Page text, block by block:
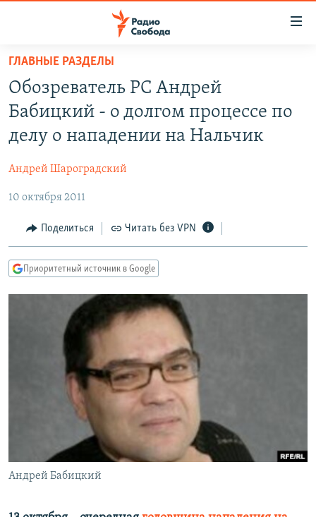
упрощенного
доступа
Вернуться
основному
Вернутся
навигации
Вернутся
поиску
ПРОГРАММЫ
ПОДКАСТЫ
МНЕНИЯ
КУЛЬТУРА
IDEL.РЕАЛИИ
СЕВЕР.РЕАЛИИ
СИБИРЬ.РЕАЛИИ
РАСПИСАНИЕ ВЕЩАНИЯ
ПОДПИШИТЕСЬ НА РАССЫЛКУ
СОЦИАЛЬНЫЕ СЕТИ
ГЛАВНЫЕ РАЗДЕЛЫ
Обозреватель РС Андрей
Бабицкий - о долгом процессе по
делу о нападении на Нальчик
Андрей Шароградский
10 октября 2011
Поделиться Читать без VPN
Приоритетный источник в Google
Андрей Бабицкий